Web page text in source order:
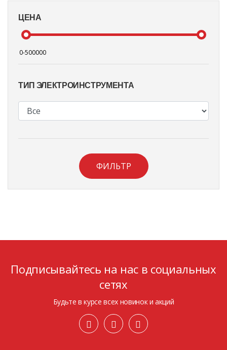
ЦЕНА
ТИП ЭЛЕКТРОИНСТРУМЕНТА
ФИЛЬТР
Подписывайтесь на нас в социальных
сетях
Будьте в курсе всех новинок и акций